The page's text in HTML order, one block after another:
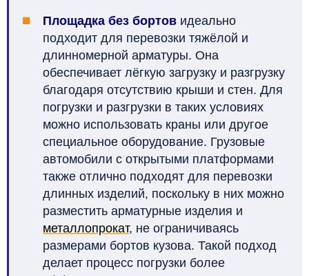
Площадка без бортов идеально
подходит для перевозки тяжёлой и
длинномерной арматуры. Она
обеспечивает лёгкую загрузку и разгрузку
благодаря отсутствию крыши и стен. Для
погрузки и разгрузки в таких условиях
можно использовать краны или другое
специальное оборудование. Грузовые
автомобили с открытыми платформами
также отлично подходят для перевозки
длинных изделий, поскольку в них можно
разместить арматурные изделия и
металлопрокат, не ограничиваясь
размерами бортов кузова. Такой подход
делает процесс погрузки более